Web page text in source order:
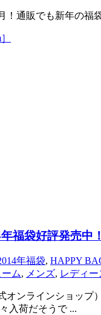
！通販でも新年の福
福袋好評発売中
年福袋, HAPPY
ム, メンズ, レディー
オンラインショップ
入荷だそうで ...